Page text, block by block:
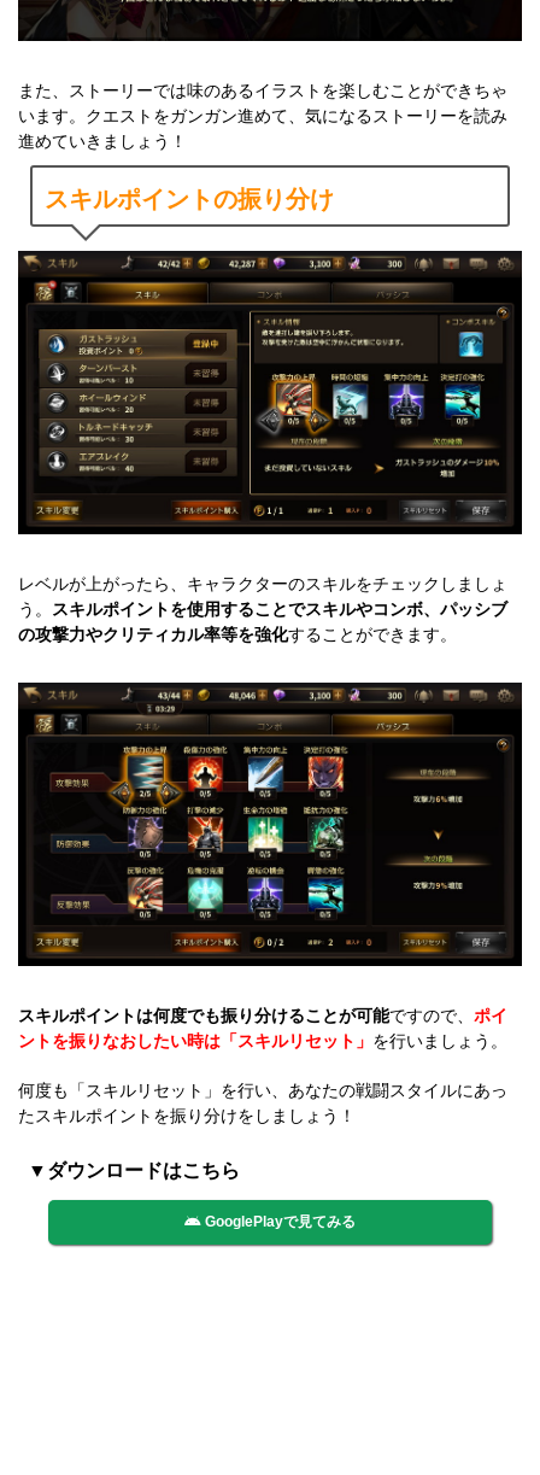
また、ストーリーでは味のあるイラストを楽しむことができちゃ
います。クエストをガンガン進めて、気になるストーリーを読み
進めていきましょう！
スキルポイントの振り分け
レベルが上がったら、キャラクターのスキルをチェックしましょ
う。 スキルポイントを使用することでスキルやコンボ、パッシブ
の攻撃力やクリティカル率等を強化することができます。
スキルポイントは何度でも振り分けることが可能ですので、 ポイ
ントを振りなおしたい時は「スキルリセット」 を行いましょう。
何度も「スキルリセット」を行い、あなたの戦闘スタイルにあっ
たスキルポイントを振り分けをしましょう！
▼ダウンロードはこちら
GooglePlayで見てみる